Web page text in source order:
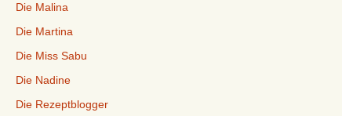
Die Malina
Die Martina
Die Miss Sabu
Die Nadine
Die Rezeptblogger